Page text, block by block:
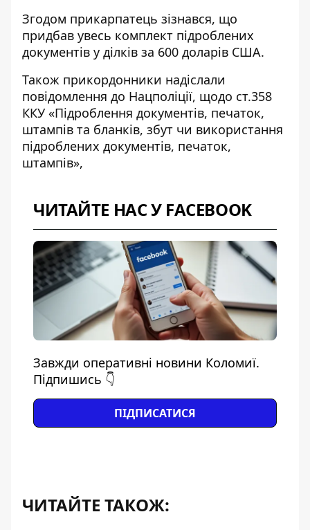
Згодом прикарпатець зізнався, що
придбав увесь комплект підроблених
документів у ділків за 600 доларів США.
Також прикордонники надіслали
повідомлення до Нацполіції, щодо ст.358
ККУ «Підроблення документів, печаток,
штампів та бланків, збут чи використання
підроблених документів, печаток,
штампів»,
ЧИТАЙТЕ НАС У FACEBOOK
Завжди оперативні новини Коломиї.
Підпишись 👇
ПІДПИСАТИСЯ
ЧИТАЙТЕ ТАКОЖ: